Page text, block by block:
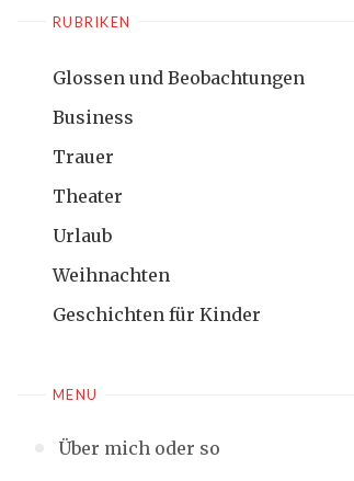
RUBRIKEN
Glossen und Beobachtungen
Business
Trauer
Theater
Urlaub
Weihnachten
Geschichten für Kinder
MENU
Über mich oder so